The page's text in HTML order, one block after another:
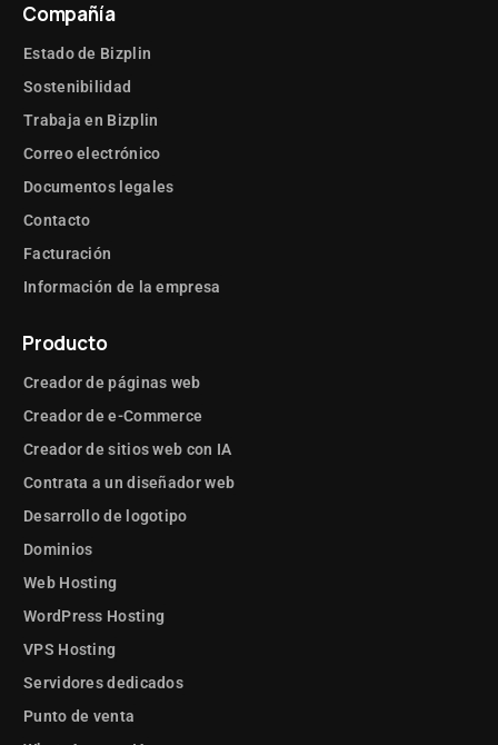
Compañía
Estado de Bizplin
Sostenibilidad
Trabaja en Bizplin
Correo electrónico
Documentos legales
Contacto
Facturación
Información de la empresa
Producto
Creador de páginas web
Creador de e-Commerce
Creador de sitios web con IA
Contrata a un diseñador web
Desarrollo de logotipo
Dominios
Web Hosting
WordPress Hosting
VPS Hosting
Servidores dedicados
Punto de venta